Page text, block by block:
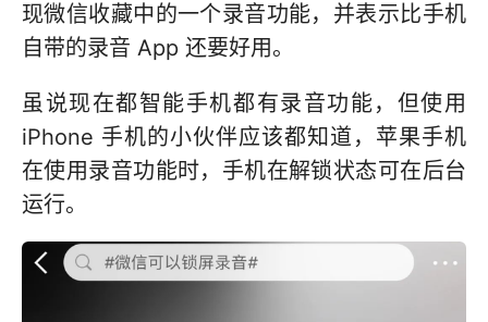
现微信收藏中的一个录音功能，并表示比手机
自带的录音 App 还要好用。
虽说现在都智能手机都有录音功能，但使用
iPhone 手机的小伙伴应该都知道，苹果手机
在使用录音功能时，手机在解锁状态可在后台
运行。